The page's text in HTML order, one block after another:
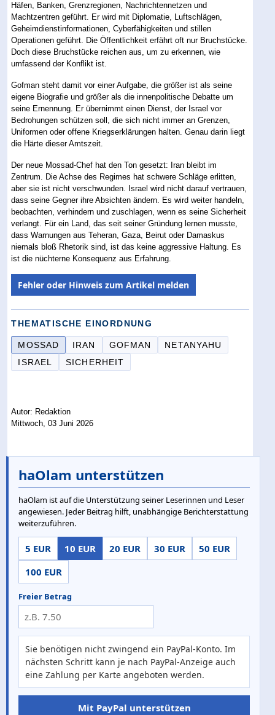
Häfen, Banken, Grenzregionen, Nachrichtennetzen und
Machtzentren geführt. Er wird mit Diplomatie, Luftschlägen,
Geheimdienstinformationen, Cyberfähigkeiten und stillen
Operationen geführt. Die Öffentlichkeit erfährt oft nur Bruchstücke.
Doch diese Bruchstücke reichen aus, um zu erkennen, wie
umfassend der Konflikt ist.
Gofman steht damit vor einer Aufgabe, die größer ist als seine
eigene Biografie und größer als die innenpolitische Debatte um
seine Ernennung. Er übernimmt einen Dienst, der Israel vor
Bedrohungen schützen soll, die sich nicht immer an Grenzen,
Uniformen oder offene Kriegserklärungen halten. Genau darin liegt
die Härte dieser Amtszeit.
Der neue Mossad-Chef hat den Ton gesetzt: Iran bleibt im
Zentrum. Die Achse des Regimes hat schwere Schläge erlitten,
aber sie ist nicht verschwunden. Israel wird nicht darauf vertrauen,
dass seine Gegner ihre Absichten ändern. Es wird weiter handeln,
beobachten, verhindern und zuschlagen, wenn es seine Sicherheit
verlangt. Für ein Land, das seit seiner Gründung lernen musste,
dass Warnungen aus Teheran, Gaza, Beirut oder Damaskus
niemals bloß Rhetorik sind, ist das keine aggressive Haltung. Es
ist die nüchterne Konsequenz aus Erfahrung.
Fehler oder Hinweis zum Artikel melden
THEMATISCHE EINORDNUNG
MOSSAD IRAN GOFMAN
NETANYAHU
ISRAEL
SICHERHEIT
Autor: Redaktion
Mittwoch, 03 Juni 2026
haOlam unterstützen
haOlam ist auf die Unterstützung seiner Leserinnen und Leser
angewiesen. Jeder Beitrag hilft, unabhängige Berichterstattung
weiterzuführen.
5 EUR 10 EUR 20 EUR 30 EUR
50 EUR
100 EUR
Freier Betrag
Sie benötigen nicht zwingend ein PayPal-Konto. Im
nächsten Schritt kann je nach PayPal-Anzeige auch
eine Zahlung per Karte angeboten werden.
Mit PayPal unterstützen